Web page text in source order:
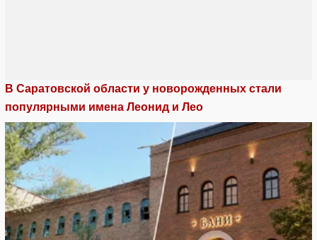
В Саратовской области у новорожденных стали
популярными имена Леонид и Лео